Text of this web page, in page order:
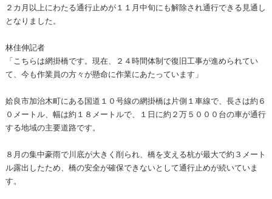
２カ月以上にわたる通行止めが１１月中旬にも解除され通行できる見通し
となりました。
林佳伸記者
「こちらは網掛橋です。現在、２４時間体制で復旧工事が進められてい
て、今も作業員の方々が懸命に作業にあたっています」
姶良市加治木町にある国道１０号線の網掛橋は片側１車線で、長さは約６
０メートル、幅は約１８メートルで、１日に約２万５０００台の車が通行
する地域の主要道路です。
８月の集中豪雨で川底が大きく削られ、橋を支える杭が最大で約３メート
ル露出したため、橋の安全が確保できないとして通行止めが続いていま
す。